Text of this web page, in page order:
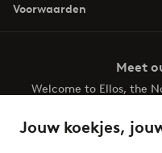
Jouw koekjes,
Voorwaarden
Meet
Welcome to Ellos, the
your wardrobe.